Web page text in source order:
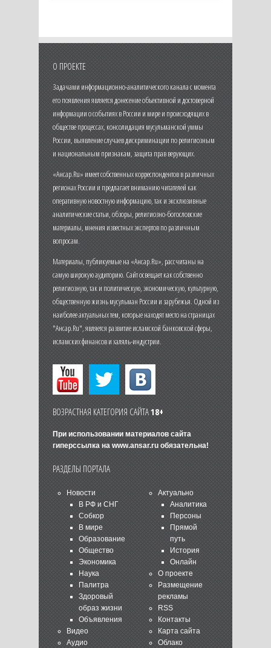
О ПРОЕКТЕ
Задачами информационно-аналитического канала с момента
его появления является донесение объективной и достоверной
информации о событиях в России и мире и происходящих в
обществе процессах, консолидация мусульманской уммы
России, выявление случаев дискриминации по религиозным
и национальным признакам, защита прав верующих.
«Ансар.Ru» имеет собственных корреспондентов в различных
регионах России и предлагает вниманию читателей как
оперативную новостную информацию, так и эксклюзивные
аналитические статьи, обзоры, религиозно-богословские
материалы, мнения известных экспертов по различным
вопросам.
Материалы, публикуемые на «Ансар.Ru», рассчитаны на
самую широкую аудиторию. Сайт освещает как собственно
религиозную, так и политическую, экономическую, культурную,
общественную жизнь мусульман России и зарубежья. Одной из
наиболее актуальных тем, которые находят место на страницах
"Ансар.Ru", является развитие исламской банковской сферы,
исламских финансов и халяль-индустрии.
ВОЗРАСТНАЯ КАТЕГОРИЯ САЙТА18+
При использовании материалов сайта
гиперссылка на www.ansar.ruобязательна!
РАЗДЕЛЫ ПОРТАЛА
Новости
В РФ и СНГ
Собкор
В мире
Образование
Общество
Экономика
Наука
Палитра
Здоровый
образ жизни
Объявления
Видео
Аудио
Актуально
Аналитика
Персоны
Прямой
путь
История
Онлайн
О проекте
Размещение
рекламы
RSS
Контакты
Карта сайта
Облако